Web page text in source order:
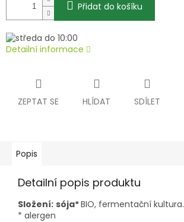
Přidat do košíku
Detailní informace
ZEPTAT SE HLÍDAT SDÍLET
Popis
Detailní popis produktu
Složení: sója*BIO, fermentační kultura.
* alergen